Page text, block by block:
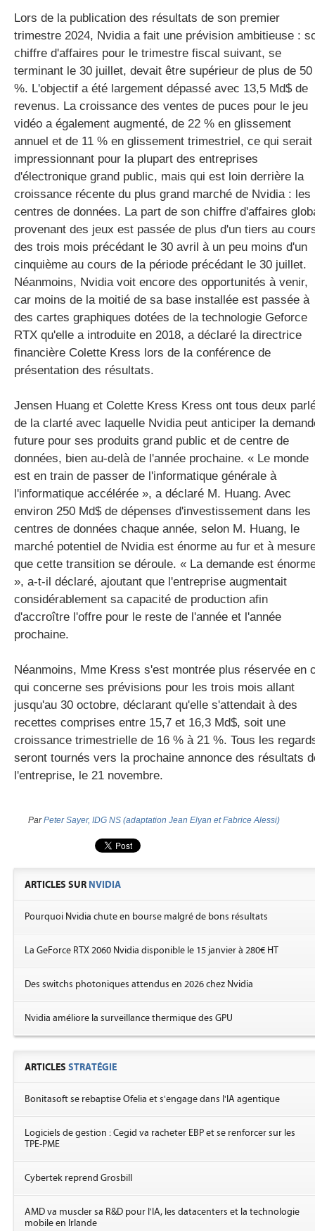
Lors de la publication des résultats de son premier
trimestre 2024, Nvidia a fait une prévision ambitieuse :
chiffre d'affaires pour le trimestre fiscal suivant, se
terminant le 30 juillet, devait être supérieur de plus de 50
%. L'objectif a été largement dépassé avec 13,5 Md$ de
revenus. La croissance des ventes de puces pour le jeu
vidéo a également augmenté, de 22 % en glissement
annuel et de 11 % en glissement trimestriel, ce qui serait
impressionnant pour la plupart des entreprises
d'électronique grand public, mais qui est loin derrière la
croissance récente du plus grand marché de Nvidia : les
centres de données. La part de son chiffre d'affaires
provenant des jeux est passée de plus d'un tiers au
des trois mois précédant le 30 avril à un peu moins d'un
cinquième au cours de la période précédant le 30 juillet.
Néanmoins, Nvidia voit encore des opportunités à venir,
car moins de la moitié de sa base installée est passée à
des cartes graphiques dotées de la technologie Geforce
RTX qu'elle a introduite en 2018, a déclaré la directrice
financière Colette Kress lors de la conférence de
présentation des résultats.
Jensen Huang et Colette Kress Kress ont tous deux
de la clarté avec laquelle Nvidia peut anticiper la
future pour ses produits grand public et de centre de
données, bien au-delà de l'année prochaine. « Le monde
est en train de passer de l'informatique générale à
l'informatique accélérée », a déclaré M. Huang. Avec
environ 250 Md$ de dépenses d'investissement dans les
centres de données chaque année, selon M. Huang, le
marché potentiel de Nvidia est énorme au fur et à
que cette transition se déroule. « La demande est
», a-t-il déclaré, ajoutant que l'entreprise augmentait
considérablement sa capacité de production afin
d'accroître l'offre pour le reste de l'année et l'année
prochaine.
Néanmoins, Mme Kress s'est montrée plus réservée en
qui concerne ses prévisions pour les trois mois allant
jusqu'au 30 octobre, déclarant qu'elle s'attendait à des
recettes comprises entre 15,7 et 16,3 Md$, soit une
croissance trimestrielle de 16 % à 21 %. Tous les
seront tournés vers la prochaine annonce des résultats
l'entreprise, le 21 novembre.
ParPeter Sayer, IDG NS (adaptation Jean Elyan et Fabrice Alessi)
ARTICLES SUR NVIDIA
Pourquoi Nvidia chute en bourse malgré de bons résultats
La GeForce RTX 2060 Nvidia disponible le 15 janvier à 280€ HT
Des switchs photoniques attendus en 2026 chez Nvidia
Nvidia améliore la surveillance thermique des GPU
ARTICLES STRATÉGIE
Bonitasoft se rebaptise Ofelia et s'engage dans l'IA agentique
Logiciels de gestion : Cegid va racheter EBP et se renforcer sur les
TPE-PME
Cybertek reprend Grosbill
AMD va muscler sa R&D pour l'IA, les datacenters et la technologie
mobile en Irlande